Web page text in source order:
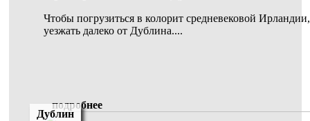
Чтобы погрузиться в колорит средневековой
уезжать далеко от Дублина....
подробнее
Дублин